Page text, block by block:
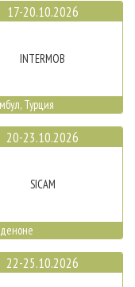
17-20.10.2026
INTERMOB
Турция
20-23.10.2026
SICAM
22-25.10.2026